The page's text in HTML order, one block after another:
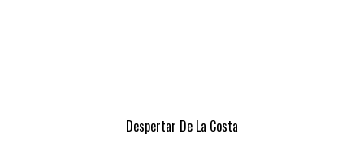
Despertar De La Costa